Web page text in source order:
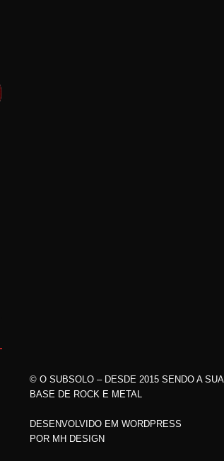
© O SUBSOLO – DESDE 2015 SENDO A SUA
BASE DE ROCK E METAL
DESENVOLVIDO EM WORDPRESS
POR MH DESIGN